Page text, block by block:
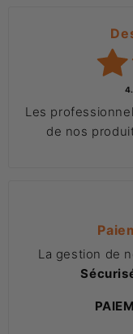
Les
de nos
La gestion de